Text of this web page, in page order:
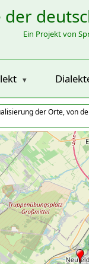
der
Ein Projekt von
der Orte, von